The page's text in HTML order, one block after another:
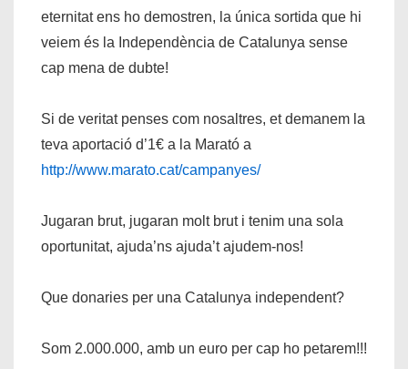
eternitat ens ho demostren, la única sortida que hi
veiem és la Independència de Catalunya sense
cap mena de dubte!
Si de veritat penses com nosaltres, et demanem la
teva aportació d’1€ a la Marató a
http://www.marato.cat/campanyes/
Jugaran brut, jugaran molt brut i tenim una sola
oportunitat, ajuda’ns ajuda’t ajudem-nos!
Que donaries per una Catalunya independent?
Som 2.000.000, amb un euro per cap ho petarem!!!